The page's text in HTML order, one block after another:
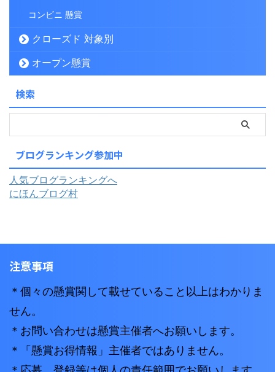
コンビニ 懸賞
クローズド 対象別
オープン懸賞
検索
ブログランキング参加中
人気ブログランキングへ
にほんブログ村
注意事項
＊個々の懸賞関して載せていること以上はわかりま
せん。
＊お問い合わせは懸賞主催者へお願いします。
＊「懸賞お得情報」主催者ではありません。